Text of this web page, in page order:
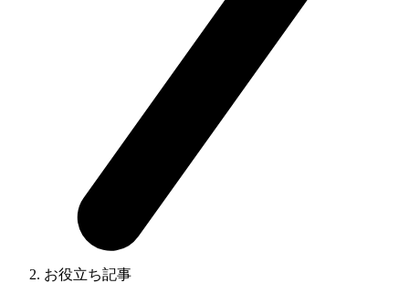
お役立ち記事